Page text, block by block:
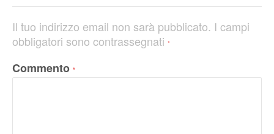
Il tuo indirizzo email non sarà pubblicato. I campi
obbligatori sono contrassegnati *
Commento *